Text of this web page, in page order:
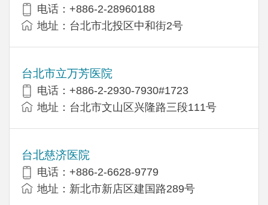
电话：+886-2-28960188
地址：台北市北投区中和街2号
台北市立万芳医院
电话：+886-2-2930-7930#1723
地址：台北市文山区兴隆路三段111号
台北慈济医院
电话：+886-2-6628-9779
地址：新北市新店区建国路289号